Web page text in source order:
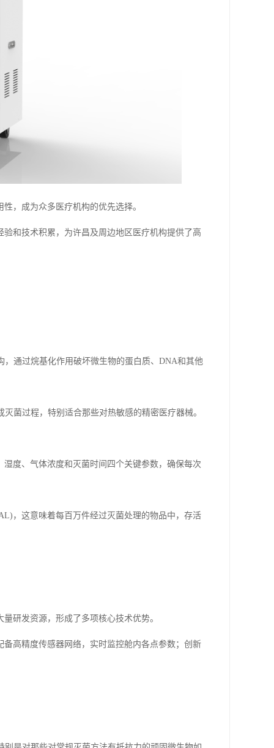
，成为众多医疗机构的优先选择。
和技术积累，为许昌及周边地区医疗机构提供了高
通过烷基化作用破坏微生物的蛋白质、DNA和其他
菌过程，特别适合那些对热敏感的精密医疗器械。
度、气体浓度和灭菌时间四个关键参数，确保每次
，这意味着每百万件经过灭菌处理的物品中，存活
研发资源，形成了多项核心技术优势。
高精度传感器网络，实时监控舱内各点参数；创新